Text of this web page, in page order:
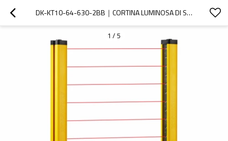
DK-KT10-64-630-2BB｜CORTINA LUMINOSA DI SICUREZZA｜DADISICK
1 / 5